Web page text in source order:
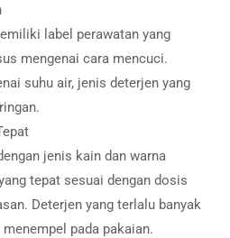
label perawatan yang
mengenai cara mencuci.
suhu air, jenis deterjen yang
jenis kain dan warna
tepat sesuai dengan dosis
Deterjen yang terlalu banyak
pada pakaian.